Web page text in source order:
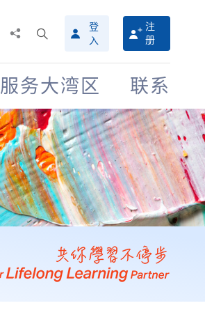
搜
寻
介
面
登
入
注
册
服务大湾区 联系